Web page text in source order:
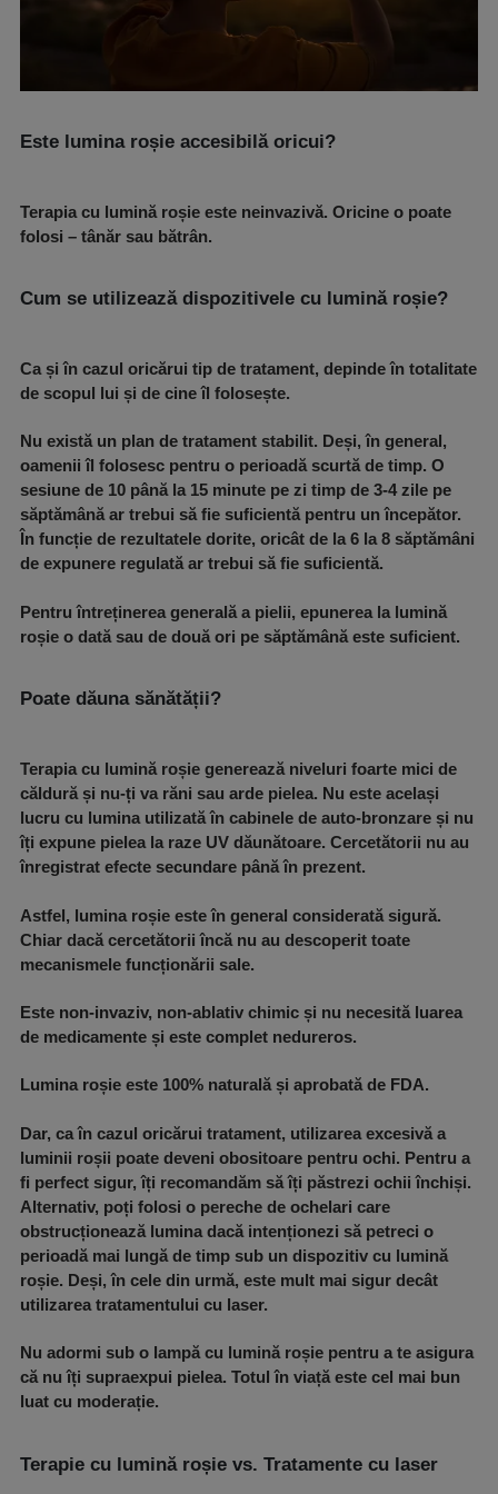
Este lumina roșie accesibilă oricui?
Terapia cu lumină roșie este neinvazivă. Oricine o poate
folosi – tânăr sau bătrân.
Cum se utilizează dispozitivele cu lumină roșie?
Ca și în cazul oricărui tip de tratament, depinde în totalitate
de scopul lui și de cine îl folosește.
Nu există un plan de tratament stabilit. Deși, în general,
oamenii îl folosesc pentru o perioadă scurtă de timp. O
sesiune de 10 până la 15 minute pe zi timp de 3-4 zile pe
săptămână ar trebui să fie suficientă pentru un începător.
În funcție de rezultatele dorite, oricât de la 6 la 8 săptămâni
de expunere regulată ar trebui să fie suficientă.
Pentru întreținerea generală a pielii, epunerea la lumină
roșie o dată sau de două ori pe săptămână este suficient.
Poate dăuna sănătății?
Terapia cu lumină roșie generează niveluri foarte mici de
căldură și nu-ți va răni sau arde pielea. Nu este același
lucru cu lumina utilizată în cabinele de auto-bronzare și nu
îți expune pielea la raze UV dăunătoare. Cercetătorii nu au
înregistrat efecte secundare până în prezent.
Astfel, lumina roșie este în general considerată sigură.
Chiar dacă cercetătorii încă nu au descoperit toate
mecanismele funcționării sale.
Este non-invaziv, non-ablativ chimic și nu necesită luarea
de medicamente și este complet nedureros.
Lumina roșie este 100% naturală și aprobată de FDA.
Dar, ca în cazul oricărui tratament, utilizarea excesivă a
luminii roșii poate deveni obositoare pentru ochi. Pentru a
fi perfect sigur, îți recomandăm să îți păstrezi ochii închiși.
Alternativ, poți folosi o pereche de ochelari care
obstrucționează lumina dacă intenționezi să petreci o
perioadă mai lungă de timp sub un dispozitiv cu lumină
roșie. Deși, în cele din urmă, este mult mai sigur decât
utilizarea tratamentului cu laser.
Nu adormi sub o lampă cu lumină roșie pentru a te asigura
că nu îți supraexpui pielea. Totul în viață este cel mai bun
luat cu moderație.
Terapie cu lumină roșie vs. Tratamente cu laser